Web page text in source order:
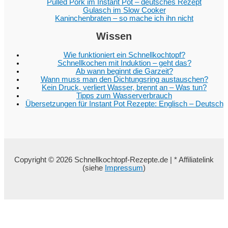
Pulled Pork im Instant Pot – deutsches Rezept
Gulasch im Slow Cooker
Kaninchenbraten – so mache ich ihn nicht
Wissen
Wie funktioniert ein Schnellkochtopf?
Schnellkochen mit Induktion – geht das?
Ab wann beginnt die Garzeit?
Wann muss man den Dichtungsring austauschen?
Kein Druck, verliert Wasser, brennt an – Was tun?
Tipps zum Wasserverbrauch
Übersetzungen für Instant Pot Rezepte: Englisch – Deutsch
Copyright © 2026 Schnellkochtopf-Rezepte.de | * Affiliatelink
(siehe Impressum)